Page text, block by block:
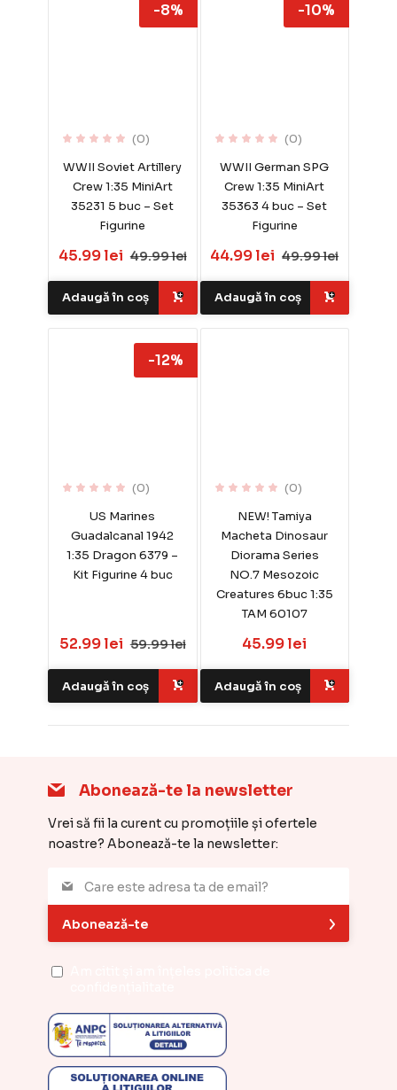
(0)
WWII Soviet Artillery
Crew 1:35 MiniArt
35231 5 buc – Set
Figurine
45.99 lei 49.99 lei
-8%
Adaugă în coș
(0)
WWII German SPG
Crew 1:35 MiniArt
35363 4 buc – Set
Figurine
44.99 lei 49.99 lei
-10%
Adaugă în coș
(0)
US Marines
Guadalcanal 1942
1:35 Dragon 6379 –
Kit Figurine 4 buc
52.99 lei 59.99 lei
-12%
Adaugă în coș
(0)
NEW! Tamiya
Macheta Dinosaur
Diorama Series
NO.7 Mesozoic
Creatures 6buc 1:35
TAM 60107
45.99 lei
Adaugă în coș
Abonează-te la newsletter
Vrei să fii la curent cu promoțiile și ofertele
noastre? Abonează-te la newsletter:
Abonează-te